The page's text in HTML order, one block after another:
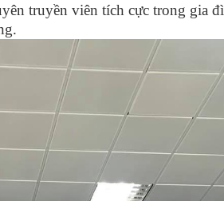
truyền viên tích cực trong gia